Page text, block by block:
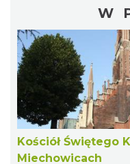
W
Kościół Świętego
Miechowicach